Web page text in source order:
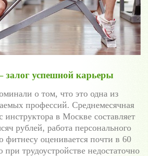
залог успешной карьеры
о том, что это одна из
профессий. Среднемесячная
инструктора в Москве составляет
рублей, работа персонального
фитнесу оценивается почти в 60
трудоустройстве недостаточно